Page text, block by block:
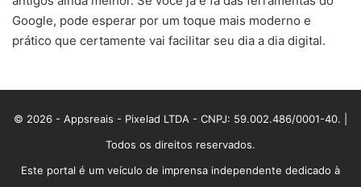
Google, pode esperar por um toque mais moderno e
prático que certamente vai facilitar seu dia a dia digital.
© 2026 - Appsreais - Pixelad LTDA - CNPJ: 59.002.486/0001-40. |
Todos os direitos reservados.
Este portal é um veículo de imprensa independente dedicado à